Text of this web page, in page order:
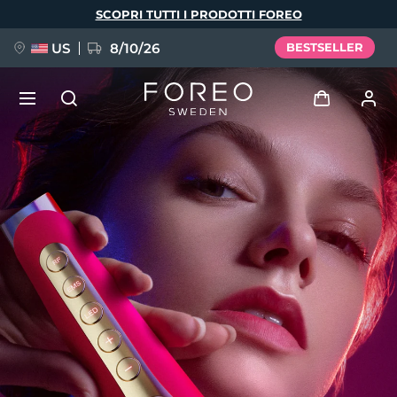
SCOPRI TUTTI I PRODOTTI FOREO
US 8/10/26 BESTSELLER
Accedi
Profilo utente
I miei dispositivi
I miei ordini
I miei indirizzi
I miei abbonamenti
NUOVO
FAQ™ Pure Beauty-Tech Elixir
BREAKING NEWS
issa™ Teeth Whitening Set
Lingua
English Deutsch
Español
Français
Italiano
Português
Polski
Svenska
Русский
Türkçe
简体中文 繁體中文